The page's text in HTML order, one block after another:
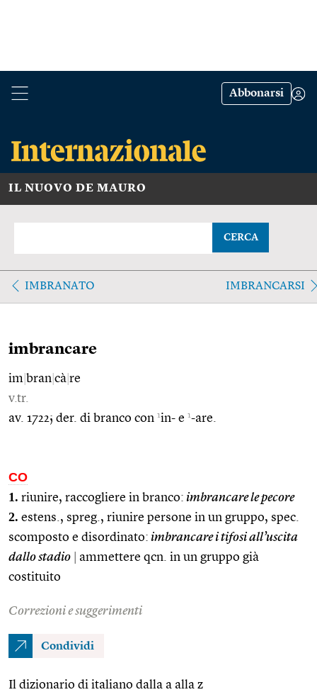
Abbonarsi
IL NUOVO DE MAURO
CERCA
IMBRANATO IMBRANCARSI
imbrancare
im bran cà re
v.tr.
av. 1722; der. di branco con 1in- e 1-are.
CO
1. riunire, raccogliere in branco: imbrancare le pecore
2. estens., spreg., riunire persone in un gruppo, spec.
scomposto e disordinato: imbrancare i tifosi all’uscita
dallo stadio
ammettere qcn. in un gruppo già
costituito
Correzioni e suggerimenti
Condividi
Il dizionario di italiano dalla a alla z